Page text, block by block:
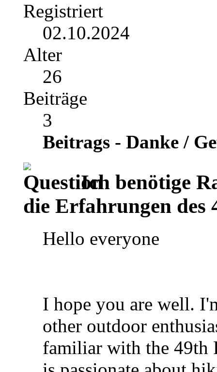
Registriert
02.10.2024
Alter
26
Beiträge
3
Beitrags - Danke /
Ich benötige
die Erfahrungen des
Hello everyone
I hope you are well.
other outdoor
familiar with the 49th